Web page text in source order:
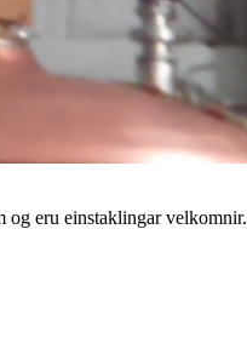
og eru einstaklingar velkomnir.